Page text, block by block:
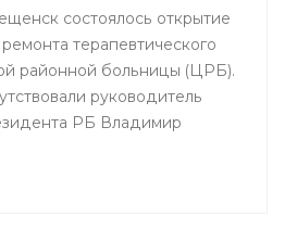
состоялось открытие
терапевтического
районной больницы (ЦРБ).
руководитель
РБ Владимир
МР